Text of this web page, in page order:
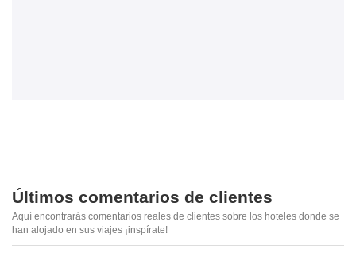
Últimos comentarios de clientes
Aquí encontrarás comentarios reales de clientes sobre los hoteles donde se
han alojado en sus viajes ¡inspírate!